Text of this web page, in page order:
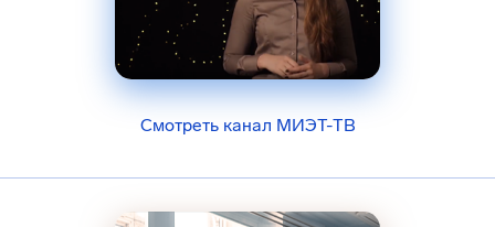
Смотреть канал МИЭТ-ТВ